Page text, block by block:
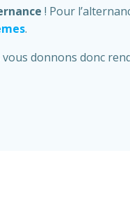
! Pour
.
donnons donc